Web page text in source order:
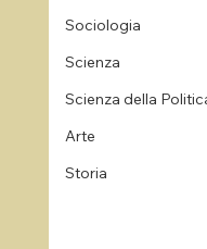
Sociologia
Scienza
Scienza della
Arte
Storia